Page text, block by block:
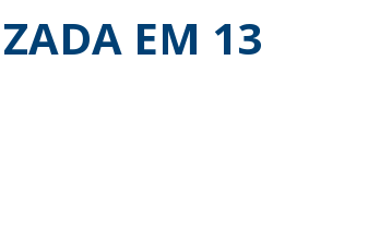
EM 13